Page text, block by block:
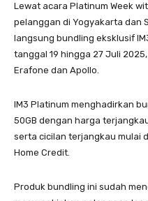
Lewat acara Platinum Week
pelanggan di Yogyakarta dan
langsung bundling eksklusif
tanggal 19 hingga 27 Juli
Erafone dan Apollo.
IM3 Platinum menghadirkan
50GB dengan harga
serta cicilan terjangkau mulai
Home Credit.
Produk bundling ini sudah